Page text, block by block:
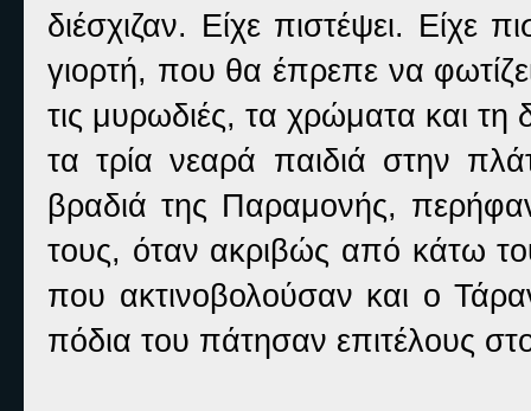
διέσχιζαν. Είχε πιστέψει. Είχε
γιορτή, που θα έπρεπε να
τις μυρωδιές, τα χρώματα και
τα τρία νεαρά παιδιά στην
βραδιά της Παραμονής,
τους, όταν ακριβώς από κάτω
που ακτινοβολούσαν και ο
πόδια του πάτησαν επιτέλους